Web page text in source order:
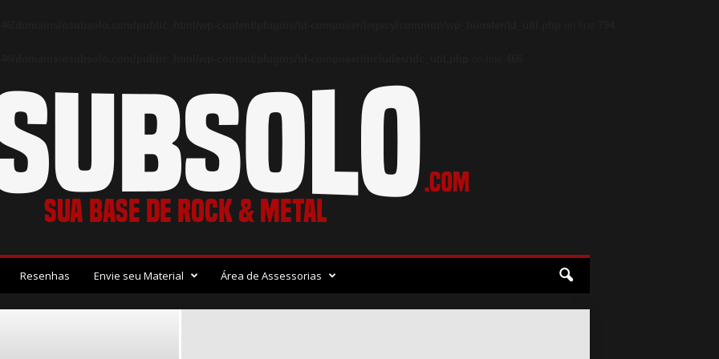
Resenhas Envie seu Material Área de Assessorias